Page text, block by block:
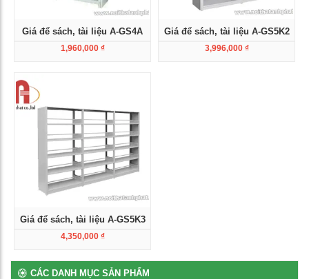
Giá để sách, tài liệu A-GS4A
1,960,000 ₫
Giá để sách, tài liệu A-GS5K2
3,996,000 ₫
Xem chi tiết
Giá để sách, tài liệu A-GS5K3
4,350,000 ₫
CÁC DANH MỤC SẢN PHẨM